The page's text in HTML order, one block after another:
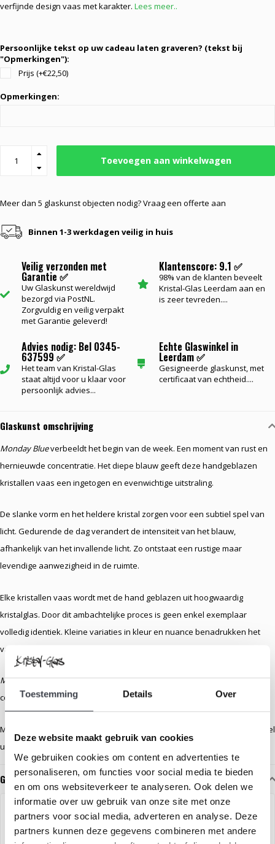
Toestemming Details Over
Deze website maakt gebruik van cookies
We gebruiken cookies om content en advertenties te
personaliseren, om functies voor social media te bieden
en om ons websiteverkeer te analyseren. Ook delen we
informatie over uw gebruik van onze site met onze
partners voor social media, adverteren en analyse. Deze
partners kunnen deze gegevens combineren met andere
verfijnde design vaas met karakter. Lees meer..
Persoonlijke tekst op uw cadeau laten graveren? (tekst bij
"Opmerkingen"):
Prijs (+€22,50)
Opmerkingen:
Toevoegen aan winkelwagen
Meer dan 5 glaskunst objecten nodig? Vraag een offerte aan
Binnen 1-3 werkdagen veilig in huis
Veilig verzonden met
Garantie ✅
Uw Glaskunst wereldwijd
bezorgd via PostNL.
Zorgvuldig en veilig verpakt
met Garantie geleverd!
Klantenscore: 9.1 ✅
98% van de klanten beveelt
Kristal-Glas Leerdam aan en
is zeer tevreden....
Advies nodig: Bel 0345-
637599 ✅
Het team van Kristal-Glas
staat altijd voor u klaar voor
persoonlijk advies...
Echte Glaswinkel in
Leerdam ✅
Gesigneerde glaskunst, met
certificaat van echtheid....
Glaskunst omschrijving
Monday Blueverbeeldt het begin van de week. Een moment van rust en
hernieuwde concentratie. Het diepe blauw geeft deze handgeblazen
kristallen vaas een ingetogen en evenwichtige uitstraling.
De slanke vorm en het heldere kristal zorgen voor een subtiel spel van
licht. Gedurende de dag verandert de intensiteit van het blauw,
afhankelijk van het invallende licht. Zo ontstaat een rustige maar
levendige aanwezigheid in de ruimte.
Elke kristallen vaas wordt met de hand geblazen uit hoogwaardig
kristalglas. Door dit ambachtelijke proces is geen enkel exemplaar
volledig identiek. Kleine variaties in kleur en nuance benadrukken het
vakmanschap en maken iedere vaas uniek.
Monday Blueis afzonderlijk verkrijgbaar en maakt deel uit van de
collectieDays – een week in glas.
Monday Blue wordt geleverd in een houten presentatiekist en maakt deel
uit van de collectie Days – een week in glas.
Gerelateerde glaskunst